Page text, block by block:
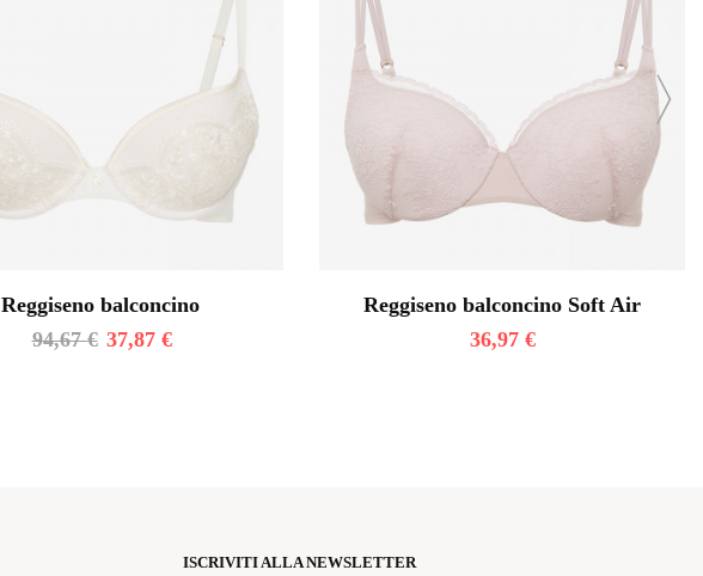
Reggiseno balconcino
94,67€ 37,87 €
Reggiseno balconcino Soft Air
36,97 €
ISCRIVITI ALLA NEWSLETTER